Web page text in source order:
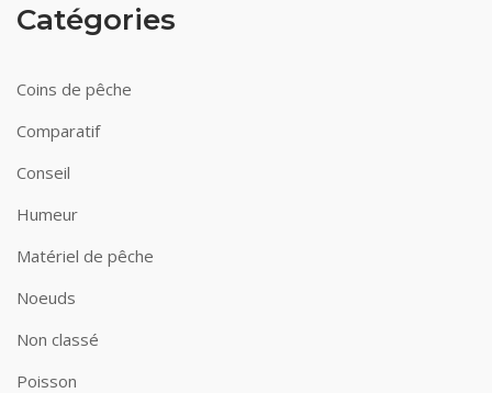
Catégories
Coins de pêche
Comparatif
Conseil
Humeur
Matériel de pêche
Noeuds
Non classé
Poisson